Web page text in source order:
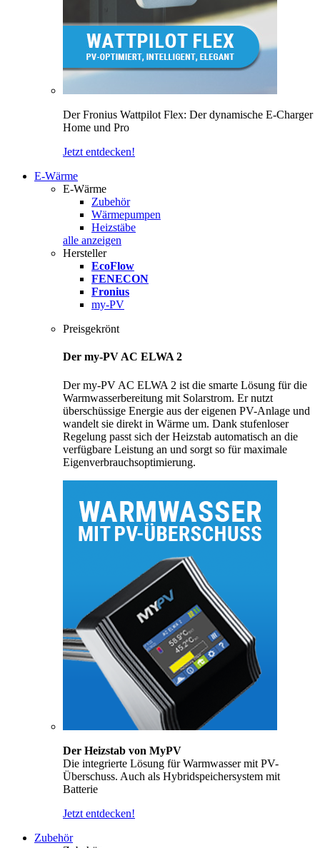
Der Fronius Wattpilot Flex: Der dynamische E-Charger
Home und Pro
Jetzt entdecken!
E-Wärme
E-Wärme
Zubehör
Wärmepumpen
Heizstäbe
alle anzeigen
Hersteller
EcoFlow
FENECON
Fronius
my-PV
Preisgekrönt
Der my-PV AC ELWA 2
Der my-PV AC ELWA 2 ist die smarte Lösung für die
Warmwasserbereitung mit Solarstrom. Er nutzt
überschüssige Energie aus der eigenen PV-Anlage und
wandelt sie direkt in Wärme um. Dank stufenloser
Regelung passt sich der Heizstab automatisch an die
verfügbare Leistung an und sorgt so für maximale
Eigenverbrauchsoptimierung.
Der Heizstab von MyPV
Die integrierte Lösung für Warmwasser mit PV-
Überschuss. Auch als Hybridspeichersystem mit
Batterie
Jetzt entdecken!
Zubehör